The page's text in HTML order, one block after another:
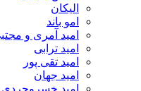
الیکان
امو باند
امید آمری و
امید ترابی
امید تقی پور
امید جهان